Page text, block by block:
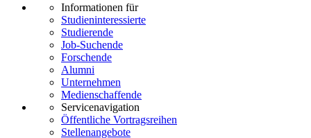
Informationen für
Studieninteressierte
Studierende
Job-Suchende
Forschende
Alumni
Unternehmen
Medienschaffende
Servicenavigation
Öffentliche Vortragsreihen
Stellenangebote